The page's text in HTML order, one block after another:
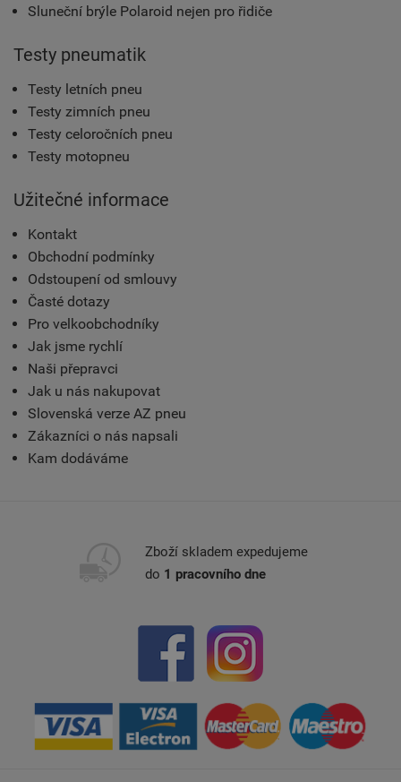
Sluneční brýle Polaroid nejen pro řidiče
Testy pneumatik
Testy letních pneu
Testy zimních pneu
Testy celoročních pneu
Testy motopneu
Užitečné informace
Kontakt
Obchodní podmínky
Odstoupení od smlouvy
Časté dotazy
Pro velkoobchodníky
Jak jsme rychlí
Naši přepravci
Jak u nás nakupovat
Slovenská verze AZ pneu
Zákazníci o nás napsali
Kam dodáváme
Zboží skladem expedujeme
do 1 pracovního dne